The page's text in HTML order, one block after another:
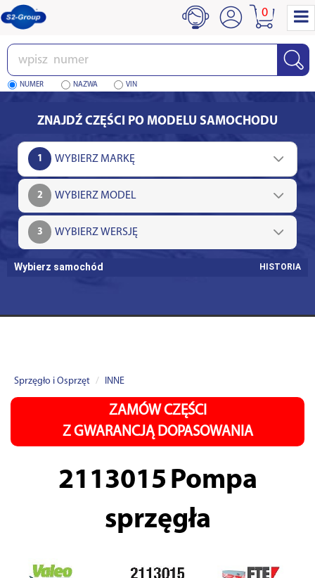
Wpisz
numer
NUMER NAZWA VIN
0
ZNAJDŹ CZĘŚCI PO MODELU SAMOCHODU
1
2
3
Wybierz samochód HISTORIA
Sprzęgło i Osprzęt INNE
ZAMÓW CZĘŚCI
Z GWARANCJĄ DOPASOWANIA
2113015 Pompa
sprzęgła